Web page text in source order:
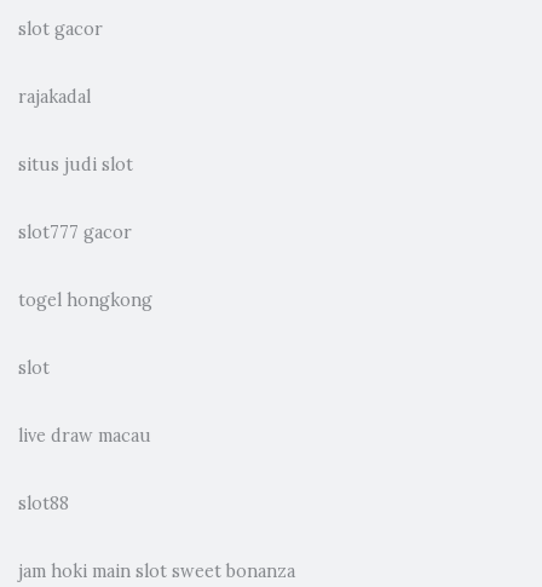
slot gacor
rajakadal
situs judi slot
slot777 gacor
togel hongkong
slot
live draw macau
slot88
jam hoki main slot sweet bonanza